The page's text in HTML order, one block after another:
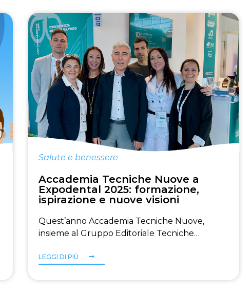
Salute e benessere
Accademia Tecniche Nuove a
Expodental 2025: formazione,
ispirazione e nuove visioni
Quest’anno Accademia Tecniche Nuove,
insieme al Gruppo Editoriale Tecniche…
LEGGI DI PIÙ